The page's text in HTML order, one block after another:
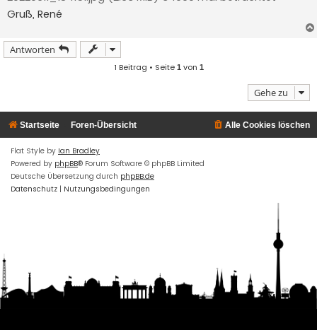
Gruß, René
Antworten
1 Beitrag • Seite 1von 1
Gehe zu
Startseite Foren-Übersicht Alle Cookies löschen
Flat Style by Ian Bradley
Powered by phpBB® Forum Software © phpBB Limited
Deutsche Übersetzung durch phpBB.de
Datenschutz | Nutzungsbedingungen